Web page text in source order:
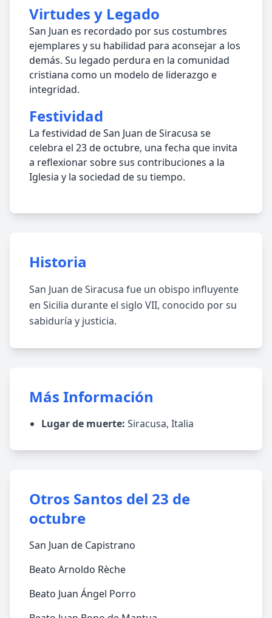
Virtudes y Legado
San Juan es recordado por sus costumbres
ejemplares y su habilidad para aconsejar a los
demás. Su legado perdura en la comunidad
cristiana como un modelo de liderazgo e
integridad.
Festividad
La festividad de San Juan de Siracusa se
celebra el 23 de octubre, una fecha que invita
a reflexionar sobre sus contribuciones a la
Iglesia y la sociedad de su tiempo.
Historia
San Juan de Siracusa fue un obispo influyente
en Sicilia durante el siglo VII, conocido por su
sabiduría y justicia.
Más Información
Lugar de muerte: Siracusa, Italia
Otros Santos del 23 de
octubre
San Juan de Capistrano
Beato Arnoldo Rèche
Beato Juan Ángel Porro